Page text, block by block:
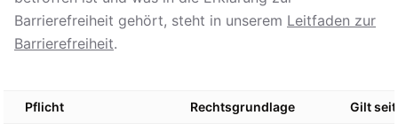
Barrierefreiheit gehört, steht in unserem Leitfaden zur
Barrierefreiheit.
Pflicht Rechtsgrundlage Gilt seit